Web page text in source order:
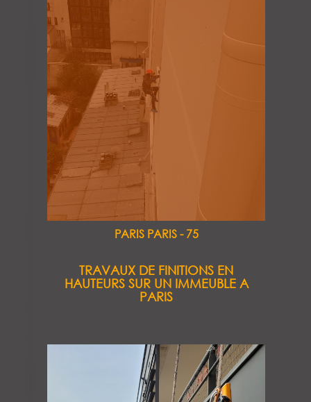
PARIS PARIS - 75
TRAVAUX DE FINITIONS EN
HAUTEURS SUR UN IMMEUBLE A
PARIS